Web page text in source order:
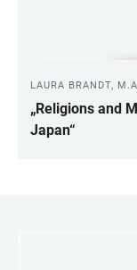
LAURA BRANDT,
„Religions and
Japan“